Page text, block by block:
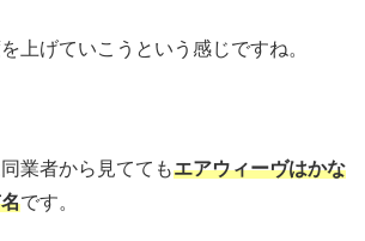
上げていこうという感じですね。
業者から見ててもエアウィーヴはかな
です。